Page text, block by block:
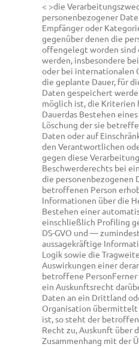
< >die
personenbezogener
Empfänger oder
gegenüber denen die
offengelegt worden
werden, insbesondere
oder bei internationalen
die geplante Dauer, für
Daten gespeichert
möglich ist, die Kriterien
Dauerdas Bestehen
Löschung der sie
Daten oder auf
den Verantwortlichen
gegen diese Verarbeitung
Beschwerderechts bei
die personenbezogenen
betroffenen Person
Informationen über die
Bestehen einer
einschließlich Profiling
DS-GVO und —
aussagekräftige
Logik sowie die
Auswirkungen einer
betroffene
ein Auskunftsrecht
Daten an ein Drittland
Organisation übermittelt
ist, so steht der
Recht zu, Auskunft über
Zusammenhang mit der